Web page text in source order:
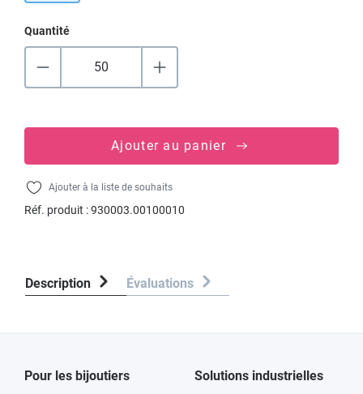
Quantité
Ajouter au panier
Ajouter à la liste de souhaits
Réf. produit :930003.00100010
Description Évaluations
Pour les bijoutiers Solutions industrielles